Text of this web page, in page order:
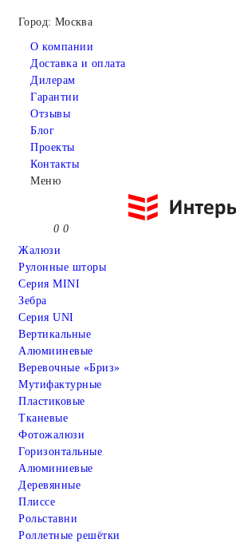
Город: Москва
О компании
Доставка и оплата
Дилерам
Гарантии
Отзывы
Блог
Проекты
Контакты
Меню
0 0
Жалюзи
Рулонные шторы
Серия MINI
Зебра
Серия UNI
Вертикальные
Алюмииневые
Веревочные «Бриз»
Мутифактурные
Пластиковые
Тканевые
Фотожалюзи
Горизонтальные
Алюминиевые
Деревянные
Плиссе
Рольставни
Роллетные решётки